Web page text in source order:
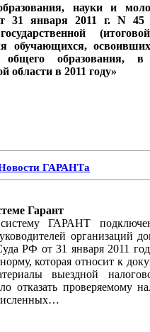
науки и
31 января 2011 г. N 45
обучающихся, освоивших
образования, в
области в 2011 году»
ГАРАНТа
Гарант
ГАРАНТ
организаций
РФ от 31 января 2011
которая относит к
выездной
отказать проверяемому